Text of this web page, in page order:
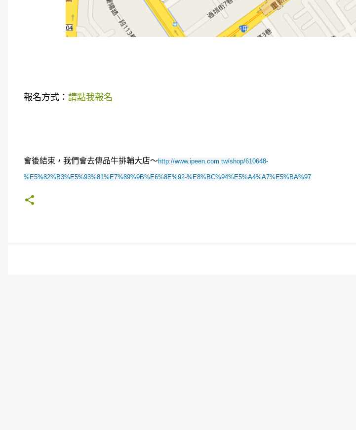
報名方式： 請點我報名
會後結束，我們會去傳品牛排輔大店～http://www.ipeen.com.tw/shop/610648-
%E5%82%B3%E5%93%81%E7%89%9B%E6%8E%92-%E8%BC%94%E5%A4%A7%E5%BA%97